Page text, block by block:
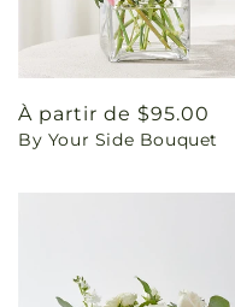
Prix
habituel
À partir de $95.00
By Your Side Bouquet